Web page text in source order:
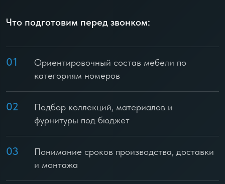
Что подготовим перед звонком:
01
Ориентировочный состав мебели по
категориям номеров
02
Подбор коллекций, материалов и
фурнитуры под бюджет
03
Понимание сроков производства, доставки
и монтажа